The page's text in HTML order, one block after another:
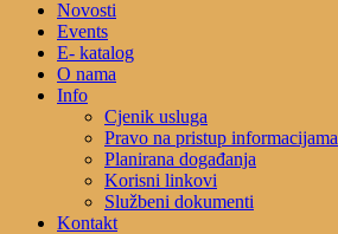
Novosti
Events
E- katalog
O nama
Info
Cjenik usluga
Pravo na pristup informacijama
Planirana događanja
Korisni linkovi
Službeni dokumenti
Kontakt